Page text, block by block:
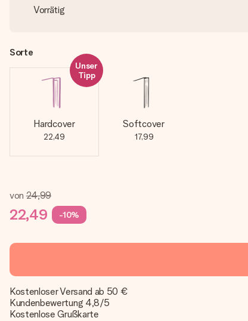
Vorrätig
Sorte
Unser
Tipp
Hardcover
22,49
Softcover
17,99
von 24,99
22,49 -10%
Kostenloser Versand ab 50 €
Kundenbewertung 4,8/5
Kostenlose Grußkarte